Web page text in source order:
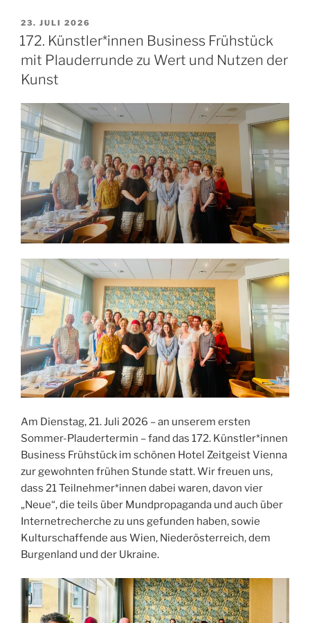
VERÖFFENTLICHT
AM
23. JULI 2026
172. Künstler*innen Business Frühstück
mit Plauderrunde zu Wert und Nutzen der
Kunst
Am Dienstag, 21. Juli 2026 – an unserem ersten
Sommer-Plaudertermin – fand das 172. Künstler*innen
Business Frühstück im schönen Hotel Zeitgeist Vienna
zur gewohnten frühen Stunde statt. Wir freuen uns,
dass 21 Teilnehmer*innen dabei waren, davon vier
„Neue“, die teils über Mundpropaganda und auch über
Internetrecherche zu uns gefunden haben, sowie
Kulturschaffende aus Wien, Niederösterreich, dem
Burgenland und der Ukraine.